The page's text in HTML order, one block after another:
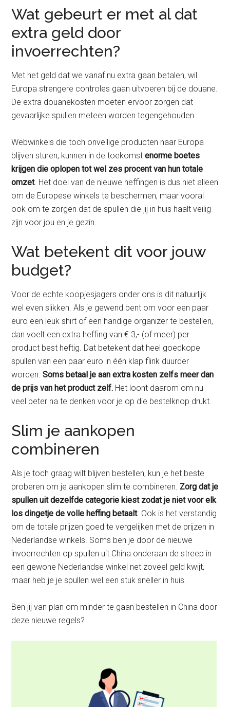
Wat gebeurt er met al dat
extra geld door
invoerrechten?
Met het geld dat we vanaf nu extra gaan betalen, wil
Europa strengere controles gaan uitvoeren bij de douane.
De extra douanekosten moeten ervoor zorgen dat
gevaarlijke spullen meteen worden tegengehouden.
Webwinkels die toch onveilige producten naar Europa
blijven sturen, kunnen in de toekomstenorme boetes
krijgen die oplopen tot wel zes procent van hun totale
omzet. Het doel van de nieuwe heffingen is dus niet alleen
om de Europese winkels te beschermen, maar vooral
ook om te zorgen dat de spullen die jij in huis haalt veilig
zijn voor jou en je gezin.
Wat betekent dit voor jouw
budget?
Voor de echte koopjesjagers onder ons is dit natuurlijk
wel even slikken. Als je gewend bent om voor een paar
euro een leuk shirt of een handige organizer te bestellen,
dan voelt een extra heffing van € 3,- (of meer) per
product best heftig. Dat betekent dat heel goedkope
spullen van een paar euro in één klap flink duurder
worden.Soms betaal je aan extra kosten zelfs meer dan
de prijs van het product zelf. Het loont daarom om nu
veel beter na te denken voor je op die bestelknop drukt.
Slim je aankopen
combineren
Als je toch graag wilt blijven bestellen, kun je het beste
proberen om je aankopen slim te combineren. Zorg dat je
spullen uit dezelfde categorie kiest zodat je niet voor elk
los dingetje de volle heffing betaalt. Ook is het verstandig
om de totale prijzen goed te vergelijken met de prijzen in
Nederlandse winkels. Soms ben je door de nieuwe
invoerrechten op spullen uit China onderaan de streep in
een gewone Nederlandse winkel net zoveel geld kwijt,
maar heb je je spullen wel een stuk sneller in huis.
Ben jij van plan om minder te gaan bestellen in China door
deze nieuwe regels?